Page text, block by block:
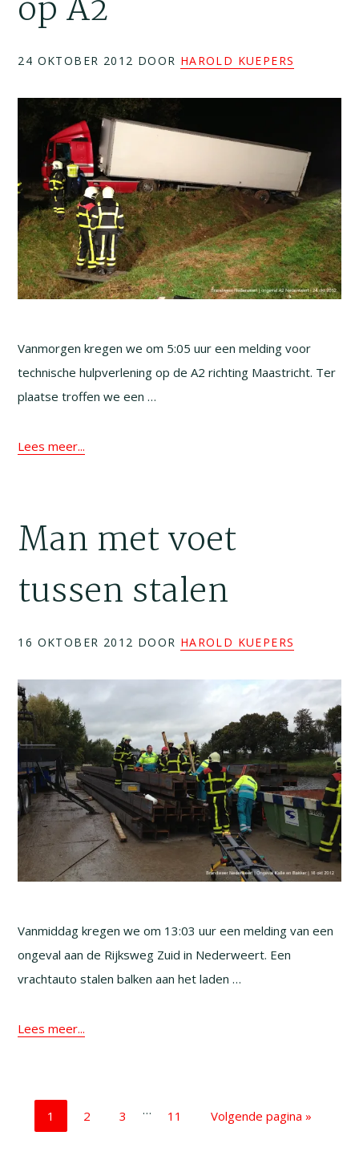
op A2
24 OKTOBER 2012 DOOR HAROLD KUEPERS
Vanmorgen kregen we om 5:05 uur een melding voor
technische hulpverlening op de A2 richting Maastricht. Ter
plaatse troffen we een …
Lees meer...
Man met voet
tussen stalen
16 OKTOBER 2012 DOOR HAROLD KUEPERS
Vanmiddag kregen we om 13:03 uur een melding van een
ongeval aan de Rijksweg Zuid in Nederweert. Een
vrachtauto stalen balken aan het laden …
Lees meer...
Pagina
1 Pagina
2 Pagina
3 … Pagina
11
Ga
Volgende pagina »